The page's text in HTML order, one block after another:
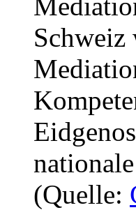
Schweiz
(Quelle: